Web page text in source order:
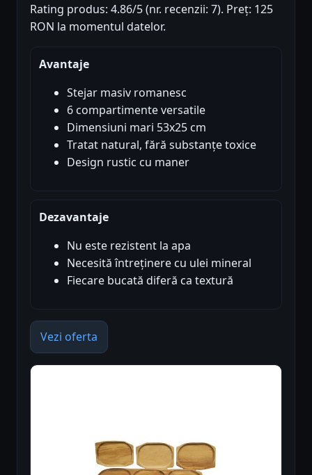
Rating produs: 4.86/5 (nr. recenzii: 7). Preț: 125
RON la momentul datelor.
Avantaje
Stejar masiv romanesc
6 compartimente versatile
Dimensiuni mari 53x25 cm
Tratat natural, fără substanțe toxice
Design rustic cu maner
Dezavantaje
Nu este rezistent la apa
Necesită întreținere cu ulei mineral
Fiecare bucată diferă ca textură
Vezi oferta